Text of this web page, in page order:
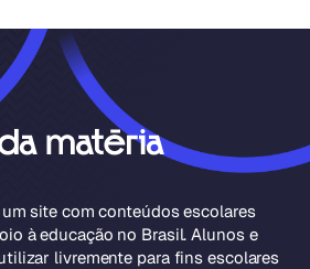
site com conteúdos escolares
à educação no Brasil. Alunos e
livremente para fins escolares